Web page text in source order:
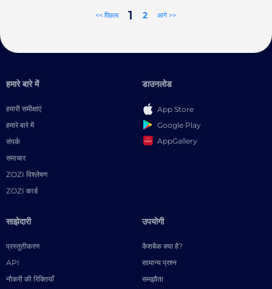
<< पिछला 1 2 आगे >>
हमारे बारे में
हमारी समीक्षाएं
हमारे बारे में
संपर्क
समाचार
ZOZI विश्लेषण
ZOZI कार्ड
डाउनलोड
App Store
Google Play
AppGallery
साझेदारी
प्रस्तुतीकरण
API
नौकरी की रिक्तियाँ
उपयोगी
कैशबैक क्या है?
सामान्य प्रश्न
समझौता